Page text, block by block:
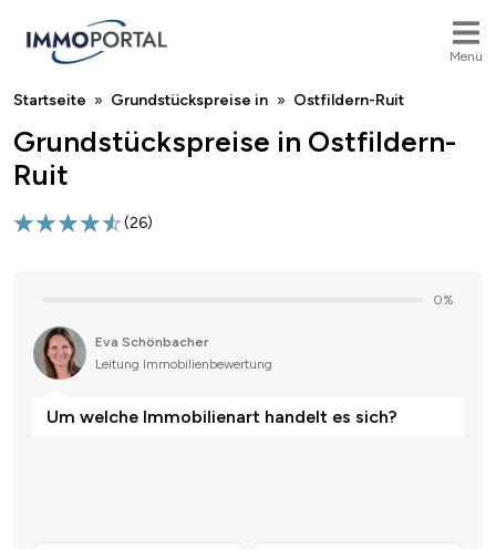
Menü
Breadcrumb
Startseite Grundstückspreise in Ostfildern-Ruit
Grundstückspreise in Ostfildern-
Ruit
(26)